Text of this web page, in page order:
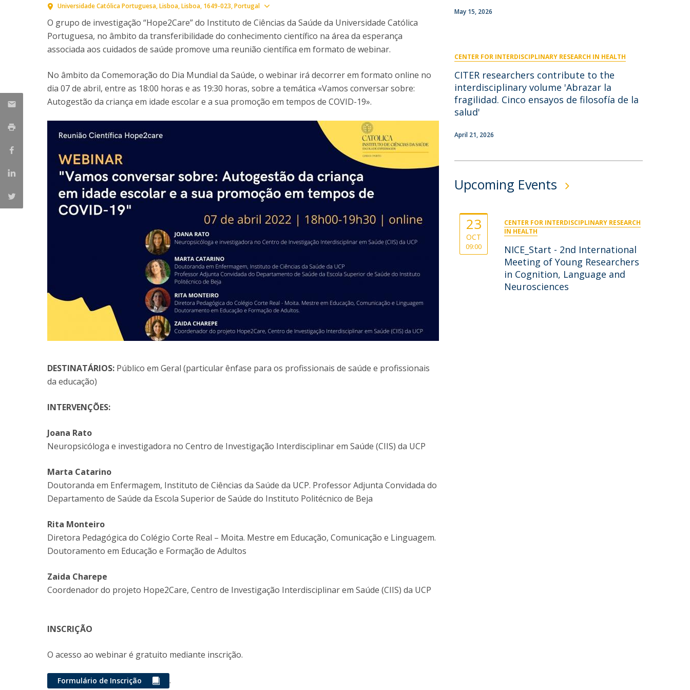
Contacts
Universidade Católica Portuguesa Lisboa Lisboa 1649-023 Portugal
O grupo de investigação “Hope2Care” do Instituto de Ciências da Saúde da Universidade Católica
Portuguesa, no âmbito da transferibilidade do conhecimento científico na área da esperança
associada aos cuidados de saúde promove uma reunião científica em formato de webinar.
No âmbito da Comemoração do Dia Mundial da Saúde, o webinar irá decorrer em formato online no
dia 07 de abril, entre as 18:00 horas e as 19:30 horas, sobre a temática «Vamos conversar sobre:
Autogestão da criança em idade escolar e a sua promoção em tempos de COVID-19».
DESTINATÁRIOS: Público em Geral (particular ênfase para os profissionais de saúde e profissionais
da educação)
INTERVENÇÕES:
Joana Rato
Neuropsicóloga e investigadora no Centro de Investigação Interdisciplinar em Saúde (CIIS) da UCP
Marta Catarino
Doutoranda em Enfermagem, Instituto de Ciências da Saúde da UCP. Professor Adjunta Convidada do
Departamento de Saúde da Escola Superior de Saúde do Instituto Politécnico de Beja
Rita Monteiro
Diretora Pedagógica do Colégio Corte Real – Moita. Mestre em Educação, Comunicação e Linguagem.
Doutoramento em Educação e Formação de Adultos
Zaida Charepe
Coordenador do projeto Hope2Care, Centro de Investigação Interdisciplinar em Saúde (CIIS) da UCP
INSCRIÇÃO
O acesso ao webinar é gratuito mediante inscrição.
Formulário de Inscrição .
May 15, 2026
CENTER FOR INTERDISCIPLINARY RESEARCH IN HEALTH
CITER researchers contribute to the
interdisciplinary volume 'Abrazar la
fragilidad. Cinco ensayos de filosofía de la
salud'
April 21, 2026
Upcoming Events
23
OCT
09:00
CENTER FOR INTERDISCIPLINARY RESEARCH
IN HEALTH
NICE_Start - 2nd International
Meeting of Young Researchers
in Cognition, Language and
Neurosciences